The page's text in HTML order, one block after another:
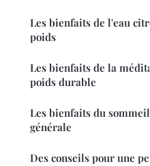
Les bienfaits de l'eau
poids
Les bienfaits de la
poids durable
Les bienfaits du
générale
Des conseils pour une